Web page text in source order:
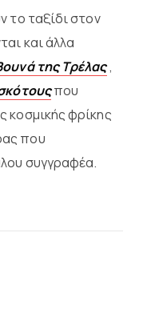
το ταξίδι στον
και άλλα
της Τρέλας,
που
κοσμικής φρίκης
που
συγγραφέα.